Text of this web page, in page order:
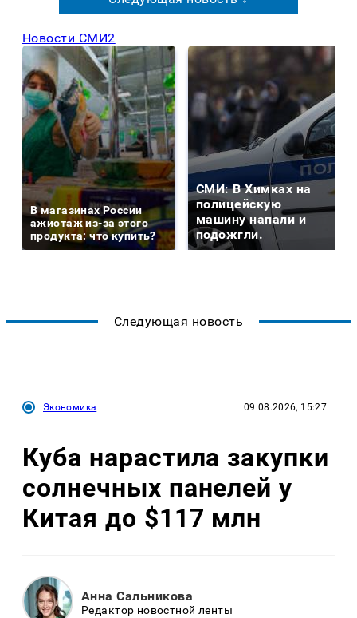
Новости СМИ2
В магазинах России
ажиотаж из-за этого
продукта: что купить?
СМИ: В Химках на
полицейскую
машину напали и
подожгли.
Следующая новость
Экономика 09.08.2026, 15:27
Куба нарастила закупки
солнечных панелей у
Китая до $117 млн
Анна Сальникова
Редактор новостной ленты